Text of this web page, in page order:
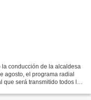
conducción de la alcaldesa
agosto, el programa radial
que será transmitido todos los